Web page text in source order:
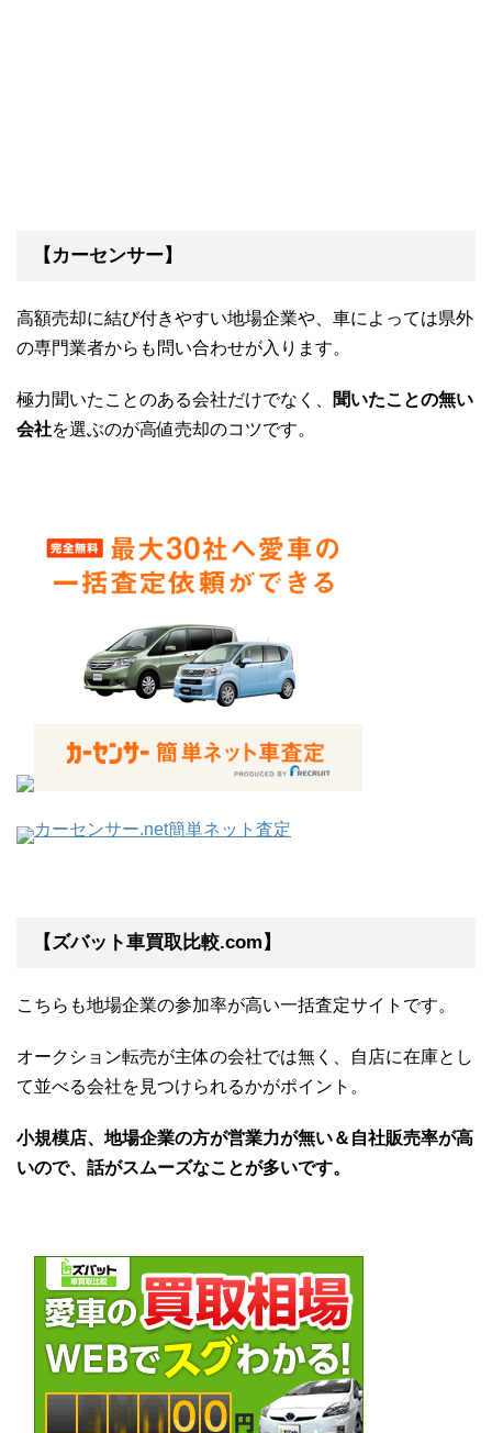
【カーセンサー】
高額売却に結び付きやすい地場企業や、車によっては県外
の専門業者からも問い合わせが入ります。
極力聞いたことのある会社だけでなく、
聞いたことの無い
会社を選ぶのが高値売却のコツです。
カーセンサー.net簡単ネット査定
【ズバット車買取比較.com】
こちらも地場企業の参加率が高い一括査定サイトです。
オークション転売が主体の会社では無く、自店に在庫とし
て並べる会社を見つけられるかがポイント。
小規模店、地場企業の方が営業力が無い＆自社販売率が高
いので、話がスムーズなことが多いです。